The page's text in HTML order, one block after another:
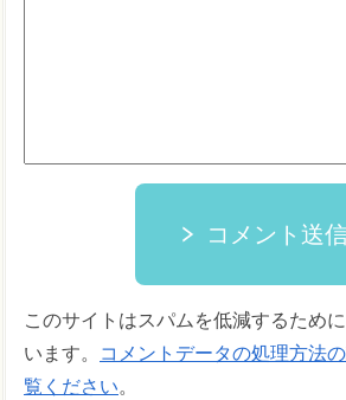
コメント送
このサイトはスパムを低減するため
います。
コメントデータの処理方法
覧ください。